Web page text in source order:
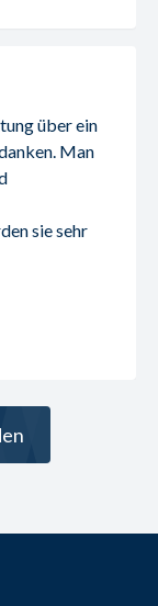
über ein
Man
sie sehr